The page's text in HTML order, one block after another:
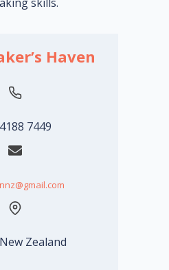
Haven
7449
Zealand